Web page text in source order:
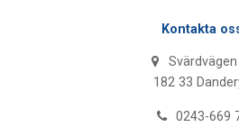
Kontakta
182 33
0243-669